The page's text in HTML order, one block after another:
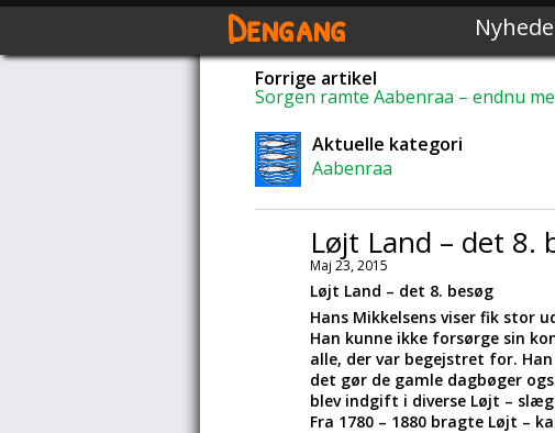
Dengang
Forrige artikel
Sorgen ramte Aabenraa – endnu
Aktuelle kategori
Aabenraa
Løjt Land – det 8.
Maj 23, 2015
Løjt Land – det 8. besøg
Hans Mikkelsens viser fik stor
Han kunne ikke forsørge sin
alle, der var begejstret for.
det gør de gamle dagbøger
blev indgift i diverse Løjt –
Fra 1780 – 1880 bragte Løjt –